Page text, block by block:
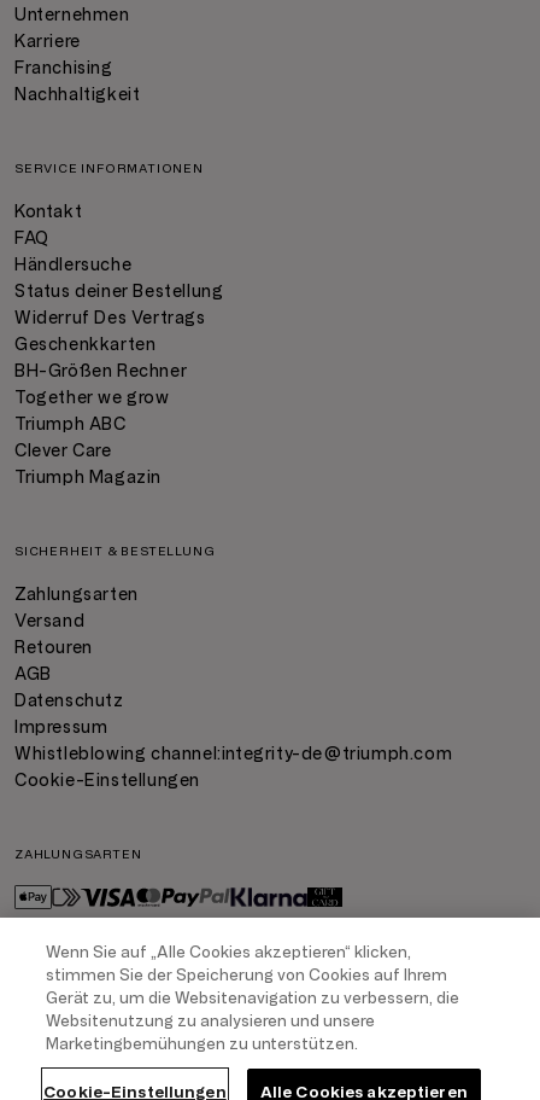
Unternehmen
Karriere
Franchising
Nachhaltigkeit
SERVICE INFORMATIONEN
Kontakt
FAQ
Händlersuche
Status deiner Bestellung
Widerruf Des Vertrags
Geschenkkarten
BH-Größen Rechner
Together we grow
Triumph ABC
Clever Care
Triumph Magazin
SICHERHEIT & BESTELLUNG
Zahlungsarten
Versand
Retouren
AGB
Datenschutz
Impressum
Whistleblowing channel:integrity-de@triumph.com
Cookie-Einstellungen
ZAHLUNGSARTEN
VERSAND
COPYRIGHT 2026- TRIUMPH INTERTRADE AG. ALL RIGHTS RESERVED
Wenn Sie auf „Alle Cookies akzeptieren“ klicken,
stimmen Sie der Speicherung von Cookies auf Ihrem
Gerät zu, um die Websitenavigation zu verbessern, die
Websitenutzung zu analysieren und unsere
Marketingbemühungen zu unterstützen.
Cookie-Einstellungen Alle Cookies akzeptieren